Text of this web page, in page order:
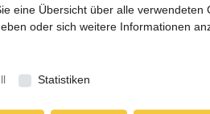
eine Übersicht über alle
oder sich weitere Informationen
Statistiken